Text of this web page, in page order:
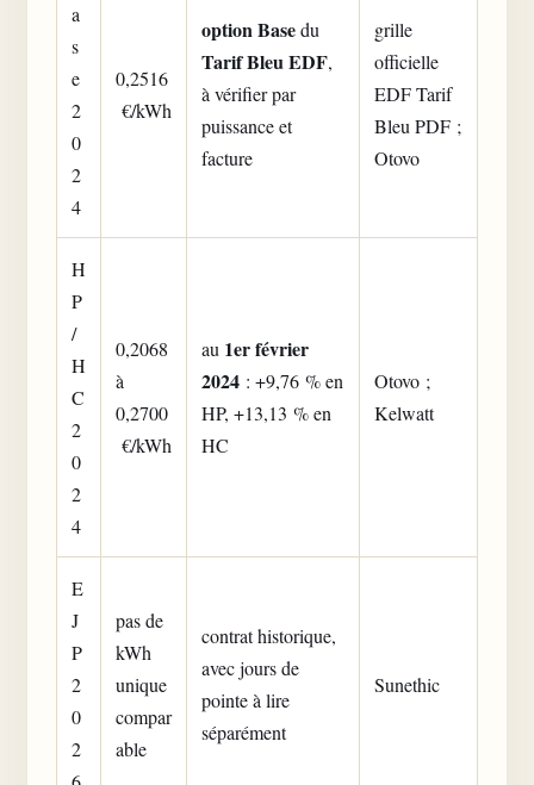
a
s
e
2
0
2
4
0,2516
€/kWh
option Basedu
Tarif Bleu EDF,
à vérifier par
puissance et
facture
grille
officielle
EDF Tarif
Bleu PDF ;
Otovo
H
P
/
H
C
2
0
2
4
0,2068
à
0,2700
€/kWh
au 1er février
2024 : +9,76 % en
HP, +13,13 % en
HC
Otovo ;
Kelwatt
E
J
P
2
0
2
pas de
kWh
unique
compar
able
contrat historique,
avec jours de
pointe à lire
séparément
Sunethic